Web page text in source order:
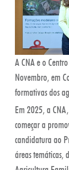
A CNA e o
Novembro, em
formativas dos
Em 2025, a
começar a
candidatura ao
áreas temáticas,